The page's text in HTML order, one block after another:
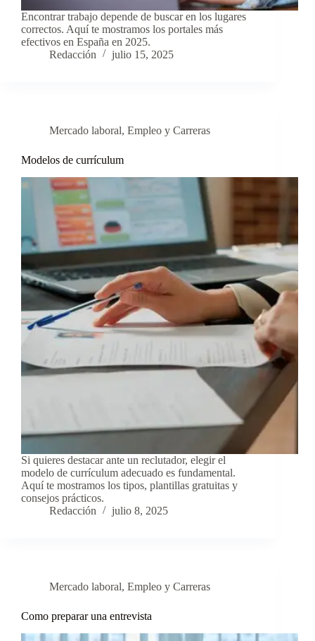
Encontrar trabajo depende de buscar en los lugares
correctos. Aquí te mostramos los portales más
efectivos en España en 2025.
Redacción
julio 15, 2025
Mercado laboral, Empleo y Carreras
Modelos de currículum
Si quieres destacar ante un reclutador, elegir el
modelo de currículum adecuado es fundamental.
Aquí te mostramos los tipos, plantillas gratuitas y
consejos prácticos.
Redacción
julio 8, 2025
Mercado laboral, Empleo y Carreras
Como preparar una entrevista